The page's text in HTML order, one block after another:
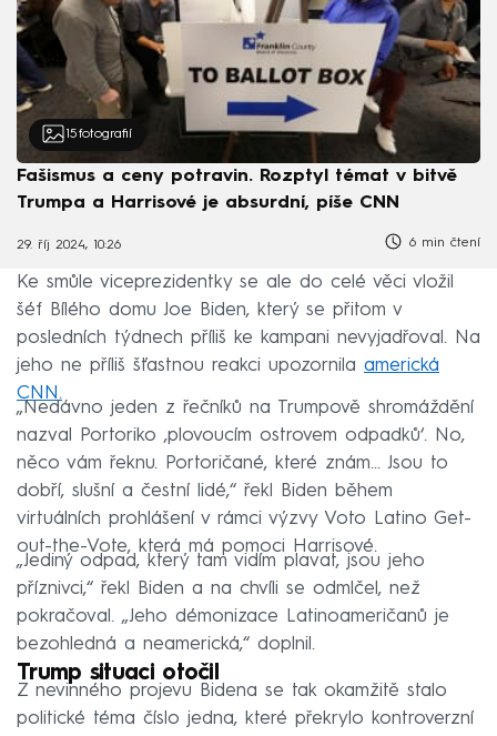
15 fotografií
Fašismus a ceny potravin. Rozptyl témat v bitvě
Trumpa a Harrisové je absurdní, píše CNN
29. říj 2024, 10:26 6 min čtení
Ke smůle viceprezidentky se ale do celé věci vložil
šéf Bílého domu Joe Biden, který se přitom v
posledních týdnech příliš ke kampani nevyjadřoval. Na
jeho ne příliš šťastnou reakci upozornila americká
CNN.
„Nedávno jeden z řečníků na Trumpově shromáždění
nazval Portoriko ‚plovoucím ostrovem odpadků‘. No,
něco vám řeknu. Portoričané, které znám… Jsou to
dobří, slušní a čestní lidé,“ řekl Biden během
virtuálních prohlášení v rámci výzvy Voto Latino Get-
out-the-Vote, která má pomoci Harrisové.
„Jediný odpad, který tam vidím plavat, jsou jeho
příznivci,“ řekl Biden a na chvíli se odmlčel, než
pokračoval. „Jeho démonizace Latinoameričanů je
bezohledná a neamerická,“ doplnil.
Trump situaci otočil
Z nevinného projevu Bidena se tak okamžitě stalo
politické téma číslo jedna, které překrylo kontroverzní